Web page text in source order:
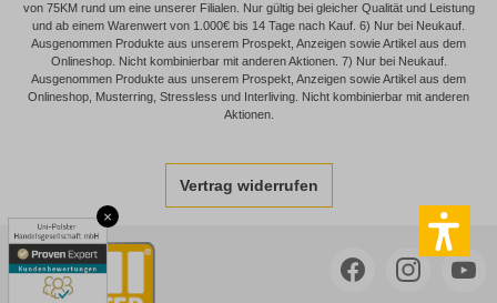
×
von 75KM rund um eine unserer Filialen. Nur gültig bei gleicher Qualität und Leistung
und ab einem Warenwert von 1.000€ bis 14 Tage nach Kauf. 6) Nur bei Neukauf.
Ausgenommen Produkte aus unserem Prospekt, Anzeigen sowie Artikel aus dem
Onlineshop. Nicht kombinierbar mit anderen Aktionen. 7) Nur bei Neukauf.
Ausgenommen Produkte aus unserem Prospekt, Anzeigen sowie Artikel aus dem
Onlineshop, Musterring, Stressless und Interliving. Nicht kombinierbar mit anderen
Aktionen.
Vertrag widerrufen